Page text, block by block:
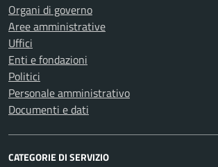
Organi di governo
Aree amministrative
Uffici
Enti e fondazioni
Politici
Personale amministrativo
Documenti e dati
CATEGORIE DI SERVIZIO